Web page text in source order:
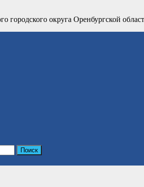
городского округа Оренбургской